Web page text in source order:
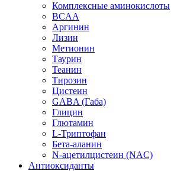
Комплексные аминокислоты
BCAA
Аргинин
Лизин
Метионин
Таурин
Теанин
Тирозин
Цистеин
GABA (Габа)
Глицин
Глютамин
L-Триптофан
Бета-аланин
N-ацетилцистеин (NAC)
Антиоксиданты